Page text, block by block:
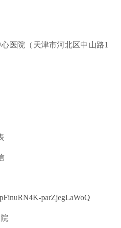
医院（天津市河北区中山路1
parZjegLaWoQ